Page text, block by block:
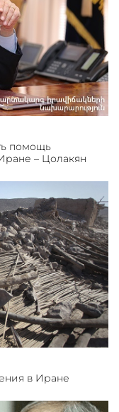
помощь
– Цолакян
в Иране